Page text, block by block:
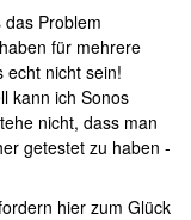
Problem
für mehrere
echt nicht sein!
kann ich Sonos
nicht, dass man
getestet zu haben -
hier zum Glück